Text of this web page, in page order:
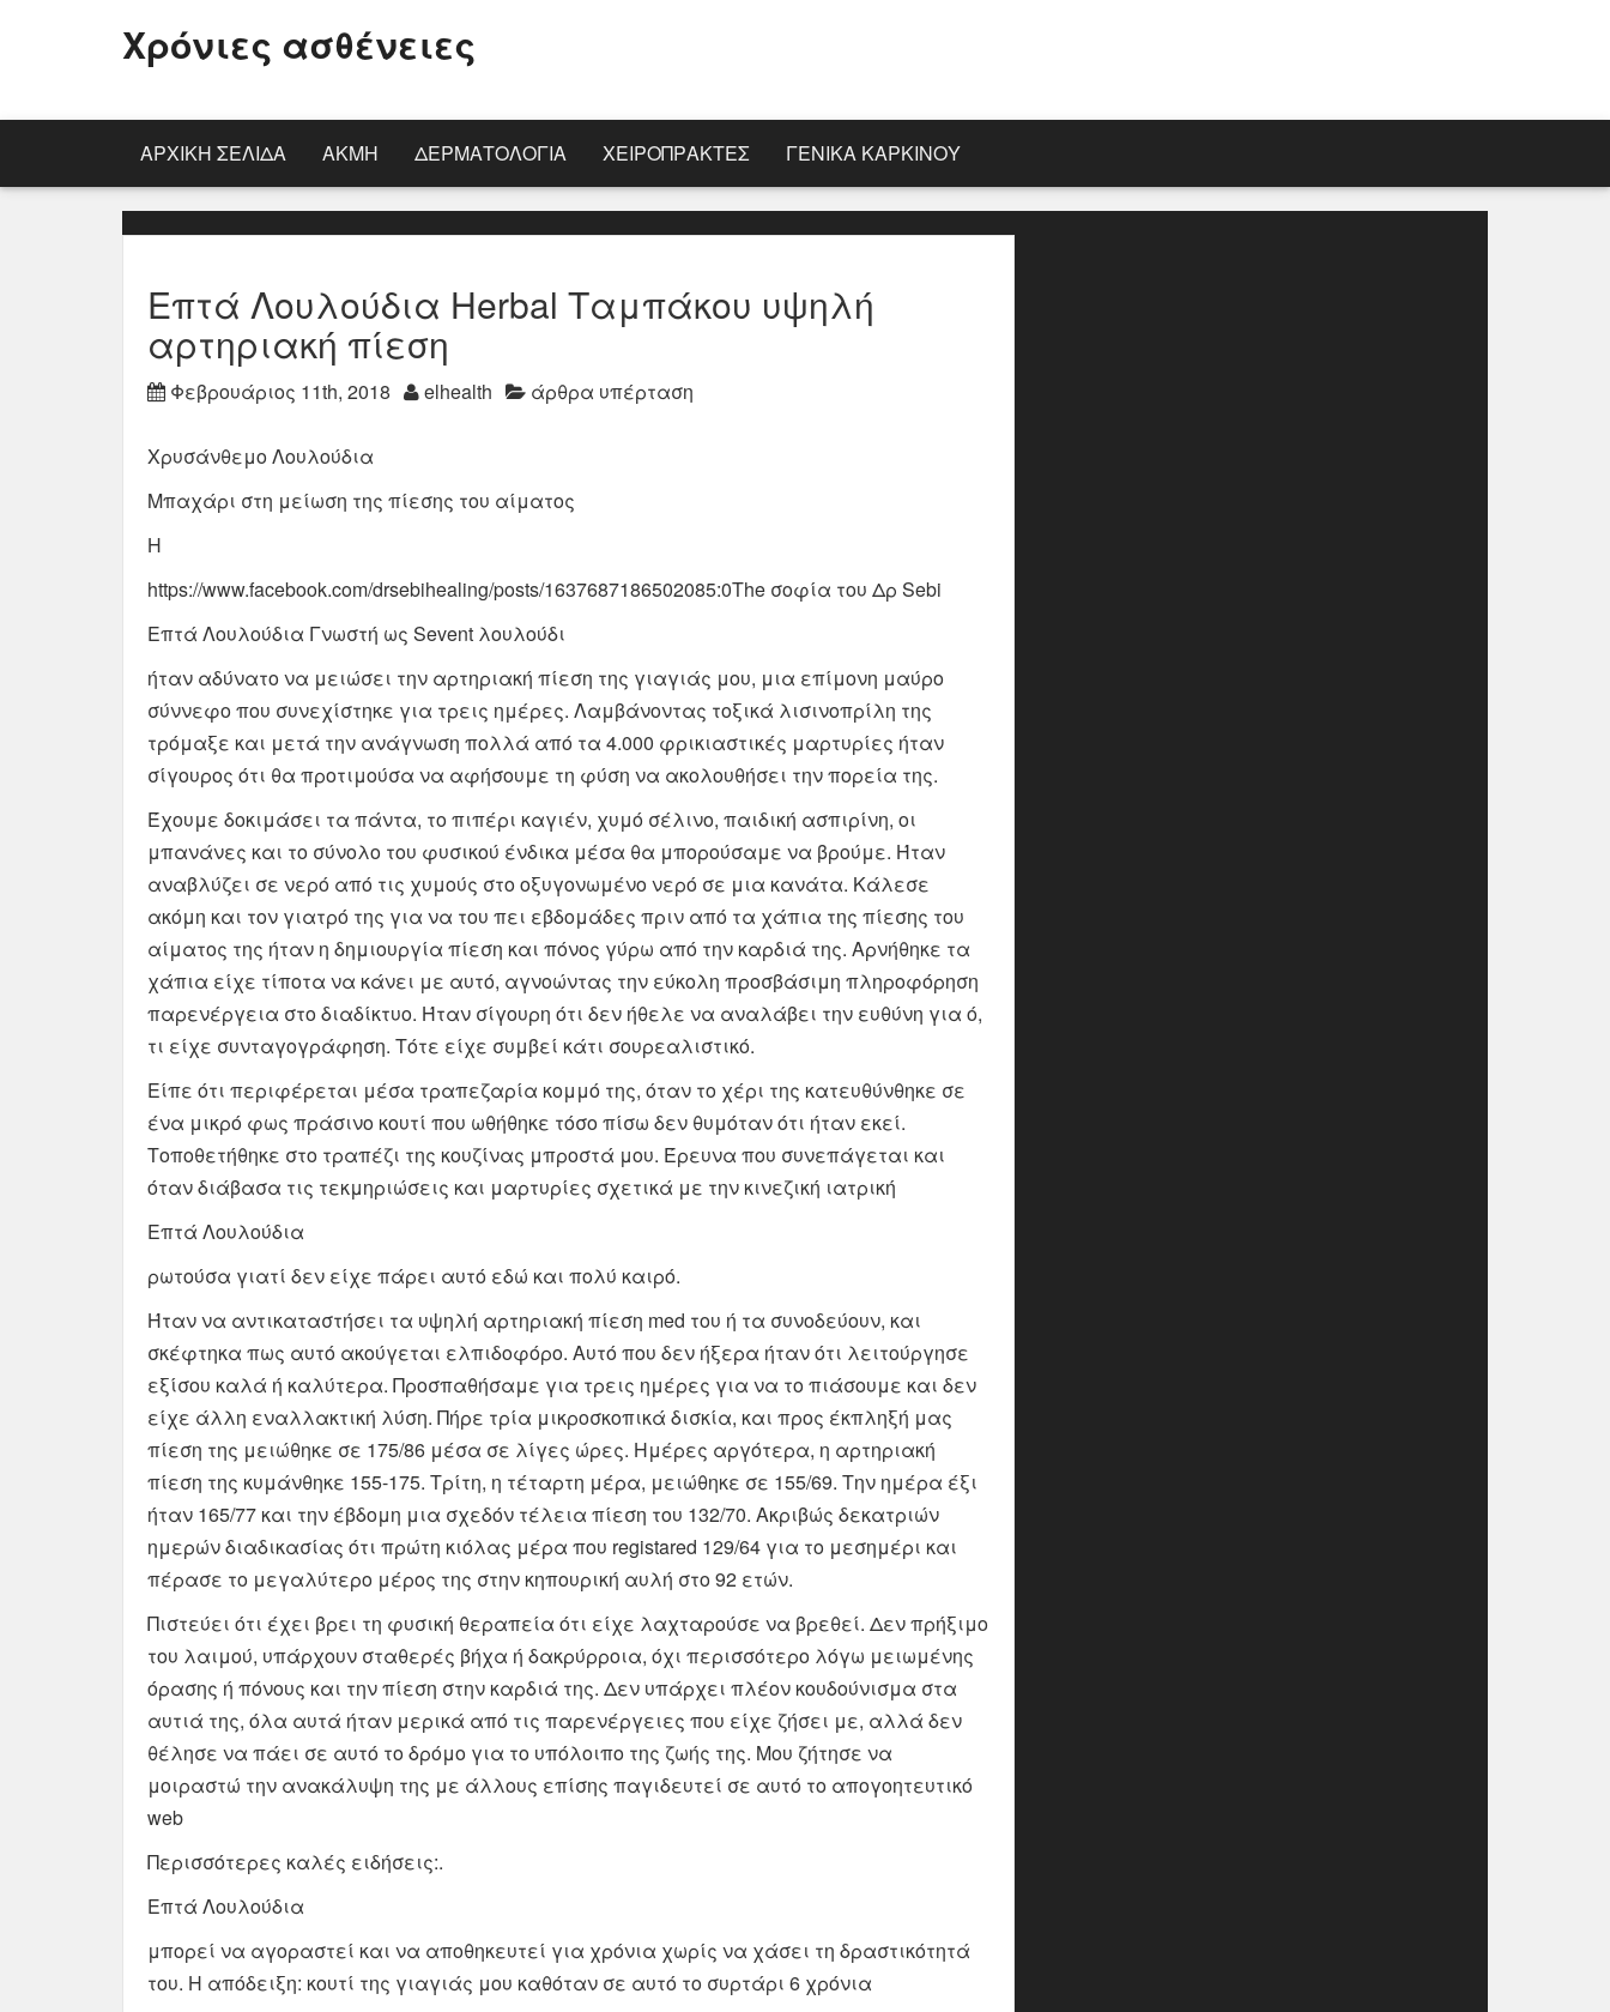
Χρόνιες ασθένειες
ΑΡΧΙΚΉ ΣΕΛΊΔΑ ΑΚΜΉ ΔΕΡΜΑΤΟΛΟΓΊΑ ΧΕΙΡΟΠΡΆΚΤΕΣ ΓΕΝΙΚΆ ΚΑΡΚΊΝΟΥ
Επτά Λουλούδια Herbal Ταμπάκου υψηλή
αρτηριακή πίεση
Φεβρουάριος 11th, 2018 elhealth άρθρα υπέρταση
Χρυσάνθεμο Λουλούδια
Μπαχάρι στη μείωση της πίεσης του αίματος
Η
https://www.facebook.com/drsebihealing/posts/1637687186502085:0The σοφία του Δρ Sebi
Επτά Λουλούδια Γνωστή ως Sevent λουλούδι
ήταν αδύνατο να μειώσει την αρτηριακή πίεση της γιαγιάς μου, μια επίμονη μαύρο
σύννεφο που συνεχίστηκε για τρεις ημέρες. Λαμβάνοντας τοξικά λισινοπρίλη της
τρόμαξε και μετά την ανάγνωση πολλά από τα 4.000 φρικιαστικές μαρτυρίες ήταν
σίγουρος ότι θα προτιμούσα να αφήσουμε τη φύση να ακολουθήσει την πορεία της.
Έχουμε δοκιμάσει τα πάντα, το πιπέρι καγιέν, χυμό σέλινο, παιδική ασπιρίνη, οι
μπανάνες και το σύνολο του φυσικού ένδικα μέσα θα μπορούσαμε να βρούμε. Ήταν
αναβλύζει σε νερό από τις χυμούς στο οξυγονωμένο νερό σε μια κανάτα. Κάλεσε
ακόμη και τον γιατρό της για να του πει εβδομάδες πριν από τα χάπια της πίεσης του
αίματος της ήταν η δημιουργία πίεση και πόνος γύρω από την καρδιά της. Αρνήθηκε τα
χάπια είχε τίποτα να κάνει με αυτό, αγνοώντας την εύκολη προσβάσιμη πληροφόρηση
παρενέργεια στο διαδίκτυο. Ήταν σίγουρη ότι δεν ήθελε να αναλάβει την ευθύνη για ό,
τι είχε συνταγογράφηση. Τότε είχε συμβεί κάτι σουρεαλιστικό.
Είπε ότι περιφέρεται μέσα τραπεζαρία κομμό της, όταν το χέρι της κατευθύνθηκε σε
ένα μικρό φως πράσινο κουτί που ωθήθηκε τόσο πίσω δεν θυμόταν ότι ήταν εκεί.
Τοποθετήθηκε στο τραπέζι της κουζίνας μπροστά μου. Έρευνα που συνεπάγεται και
όταν διάβασα τις τεκμηριώσεις και μαρτυρίες σχετικά με την κινεζική ιατρική
Επτά Λουλούδια
ρωτούσα γιατί δεν είχε πάρει αυτό εδώ και πολύ καιρό.
Ήταν να αντικαταστήσει τα υψηλή αρτηριακή πίεση med του ή τα συνοδεύουν, και
σκέφτηκα πως αυτό ακούγεται ελπιδοφόρο. Αυτό που δεν ήξερα ήταν ότι λειτούργησε
εξίσου καλά ή καλύτερα. Προσπαθήσαμε για τρεις ημέρες για να το πιάσουμε και δεν
είχε άλλη εναλλακτική λύση. Πήρε τρία μικροσκοπικά δισκία, και προς έκπληξή μας
πίεση της μειώθηκε σε 175/86 μέσα σε λίγες ώρες. Ημέρες αργότερα, η αρτηριακή
πίεση της κυμάνθηκε 155-175. Τρίτη, η τέταρτη μέρα, μειώθηκε σε 155/69. Την ημέρα έξι
ήταν 165/77 και την έβδομη μια σχεδόν τέλεια πίεση του 132/70. Ακριβώς δεκατριών
ημερών διαδικασίας ότι πρώτη κιόλας μέρα που registared 129/64 για το μεσημέρι και
πέρασε το μεγαλύτερο μέρος της στην κηπουρική αυλή στο 92 ετών.
Πιστεύει ότι έχει βρει τη φυσική θεραπεία ότι είχε λαχταρούσε να βρεθεί. Δεν πρήξιμο
του λαιμού, υπάρχουν σταθερές βήχα ή δακρύρροια, όχι περισσότερο λόγω μειωμένης
όρασης ή πόνους και την πίεση στην καρδιά της. Δεν υπάρχει πλέον κουδούνισμα στα
αυτιά της, όλα αυτά ήταν μερικά από τις παρενέργειες που είχε ζήσει με, αλλά δεν
θέλησε να πάει σε αυτό το δρόμο για το υπόλοιπο της ζωής της. Μου ζήτησε να
μοιραστώ την ανακάλυψη της με άλλους επίσης παγιδευτεί σε αυτό το απογοητευτικό
web
Περισσότερες καλές ειδήσεις:.
Επτά Λουλούδια
μπορεί να αγοραστεί και να αποθηκευτεί για χρόνια χωρίς να χάσει τη δραστικότητά
του. Η απόδειξη: κουτί της γιαγιάς μου καθόταν σε αυτό το συρτάρι 6 χρόνια